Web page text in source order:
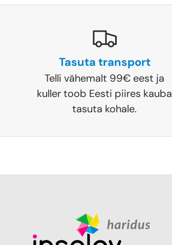
Tasuta transport
Telli vähemalt 99€ eest ja
kuller toob Eesti piires kauba
tasuta kohale.